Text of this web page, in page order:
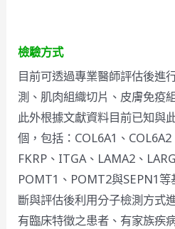
檢驗方式
目前可透過專業醫師評估後進
測、肌肉組織切片、皮膚免疫
此外根據文獻資料目前已知與
個，包括：COL6A1、
FKRP、ITGA、LAMA2、
POMT1、POMT2與SEPN1
斷與評估後利用分子檢測方式
有臨床特徵之患者、有家族疾